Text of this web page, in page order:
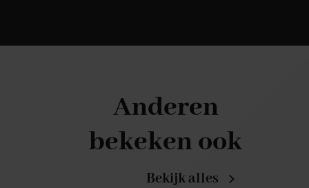
Anderen
bekeken ook
Bekijk alles